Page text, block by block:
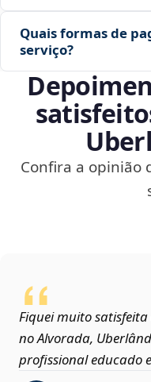
Quais formas de
serviço?
Confira a opinião
Fiquei muito
no Alvorada,
profissional educado